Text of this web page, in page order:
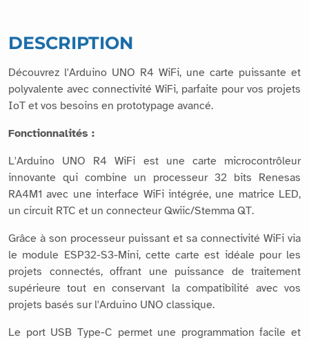
DESCRIPTION
Découvrez l'Arduino UNO R4 WiFi, une carte puissante et
polyvalente avec connectivité WiFi, parfaite pour vos projets
IoT et vos besoins en prototypage avancé.
Fonctionnalités :
L'Arduino UNO R4 WiFi est une carte microcontrôleur
innovante qui combine un processeur 32 bits Renesas
RA4M1 avec une interface WiFi intégrée, une matrice LED,
un circuit RTC et un connecteur Qwiic/Stemma QT.
Grâce à son processeur puissant et sa connectivité WiFi via
le module ESP32-S3-Mini, cette carte est idéale pour les
projets connectés, offrant une puissance de traitement
supérieure tout en conservant la compatibilité avec vos
projets basés sur l'Arduino UNO classique.
Le port USB Type-C permet une programmation facile et